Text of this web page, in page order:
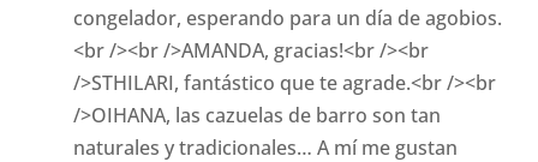
congelador, esperando para un día de agobios.
<br /><br />AMANDA, gracias!<br /><br
/>STHILARI, fantástico que te agrade.<br /><br
/>OIHANA, las cazuelas de barro son tan
naturales y tradicionales… A mí me gustan